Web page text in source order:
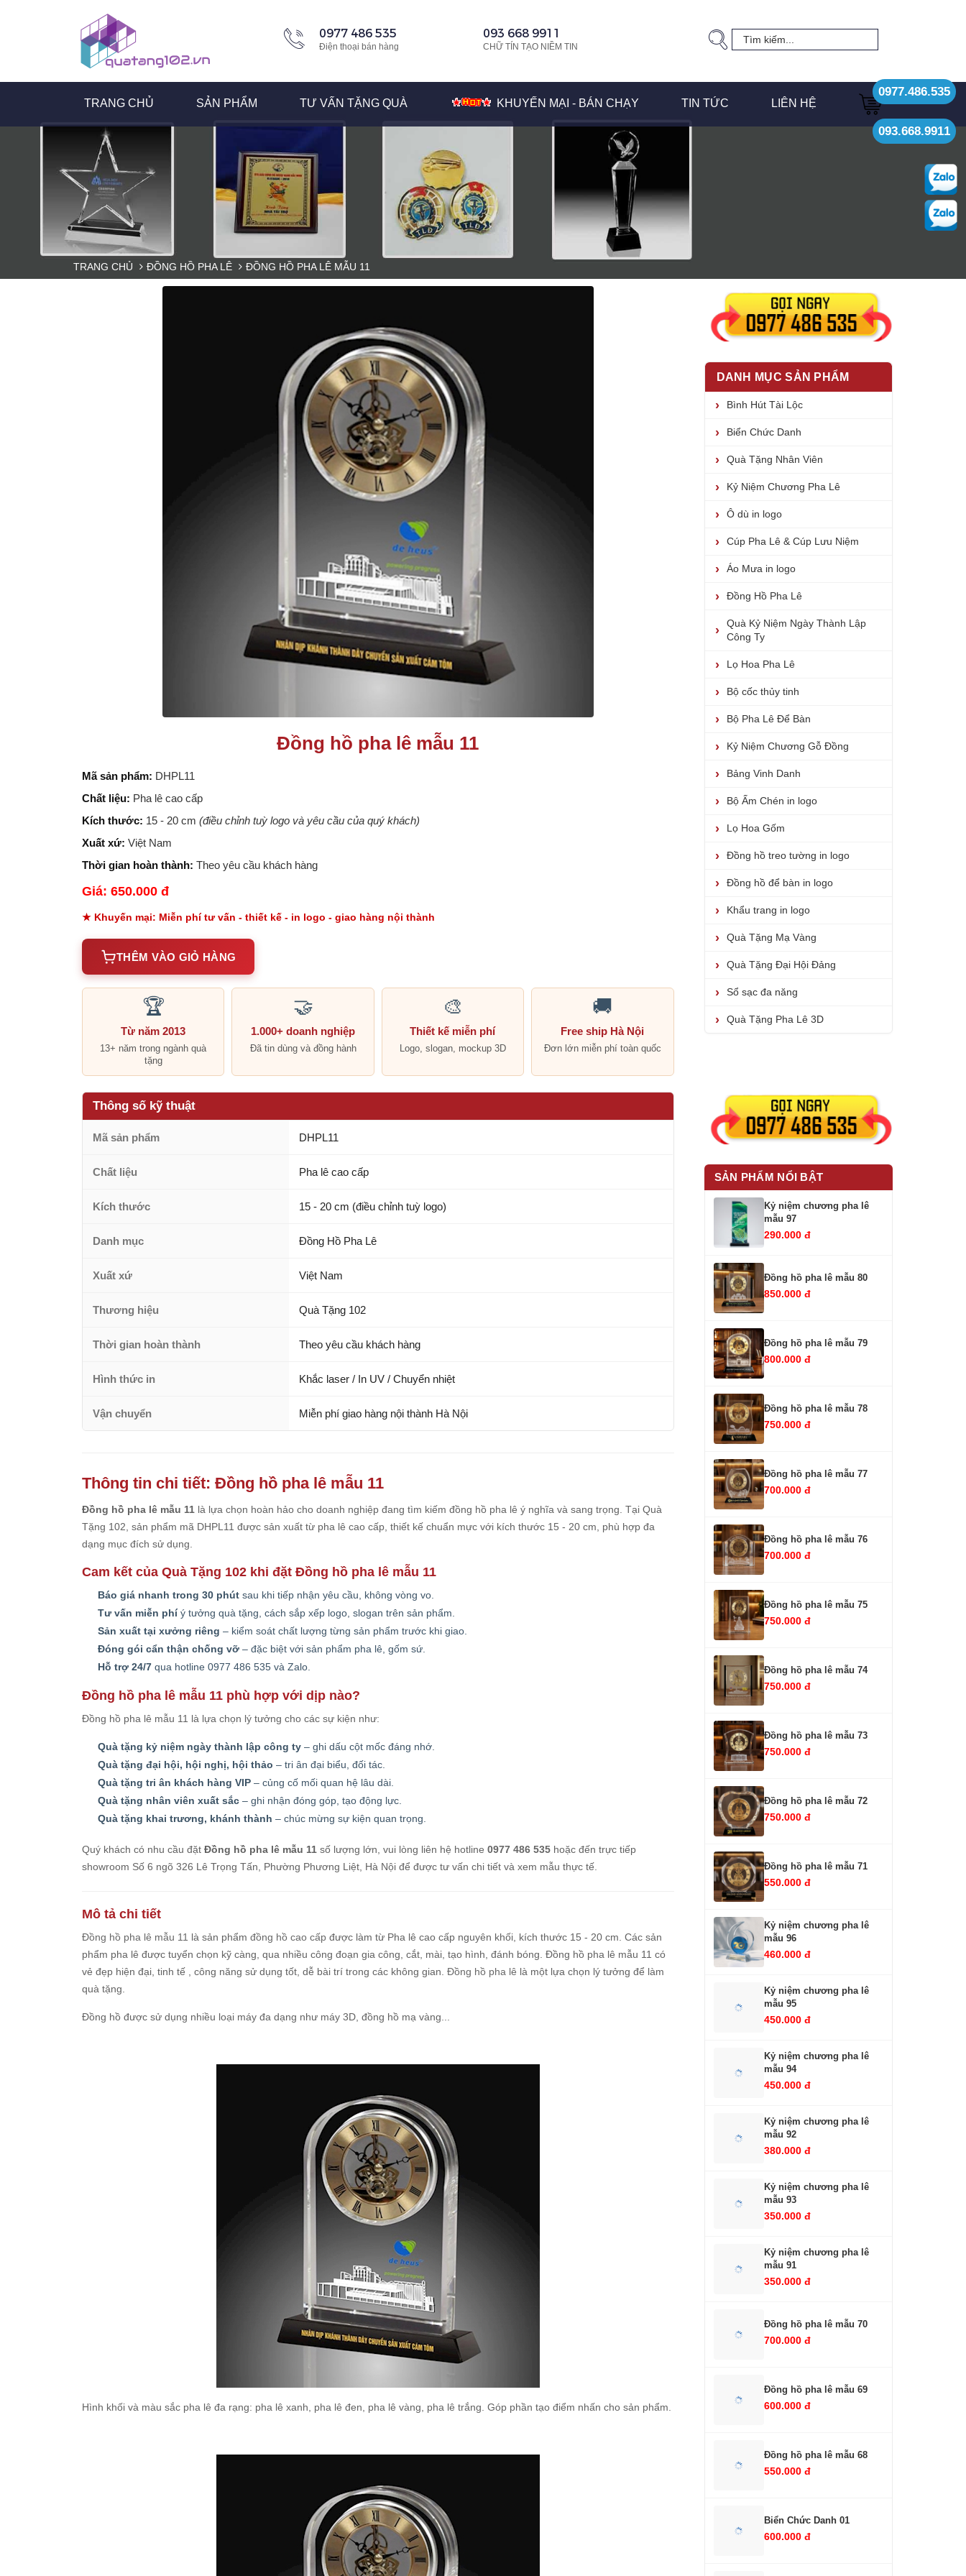
0977 486 535
Điện thoại bán hàng
093 668 9911
CHỮ TÍN TẠO NIỀM TIN
TRANG CHỦ SẢN PHẨM TƯ VẤN TẶNG QUÀ KHUYẾN MẠI - BÁN CHẠY TIN TỨC LIÊN HỆ
0977.486.535
093.668.9911
TRANG CHỦ ĐỒNG HỒ PHA LÊ ĐỒNG HỒ PHA LÊ MẪU 11
Đồng hồ pha lê mẫu 11
Mã sản phẩm: DHPL11
Chất liệu: Pha lê cao cấp
Kích thước: 15 - 20 cm (điều chỉnh tuỳ logo và yêu cầu của quý khách)
Xuất xứ: Việt Nam
Thời gian hoàn thành: Theo yêu cầu khách hàng
Giá: 650.000 đ
★ Khuyến mại: Miễn phí tư vấn - thiết kế - in logo - giao hàng nội thành
THÊM VÀO GIỎ HÀNG
🏆
Từ năm 2013
13+ năm trong ngành quà
tặng
🤝
1.000+ doanh nghiệp
Đã tin dùng và đồng hành
🎨
Thiết kế miễn phí
Logo, slogan, mockup 3D
🚚
Free ship Hà Nội
Đơn lớn miễn phí toàn quốc
Thông số kỹ thuật
Mã sản phẩm DHPL11
Chất liệu Pha lê cao cấp
Kích thước 15 - 20 cm (điều chỉnh tuỳ logo)
Danh mục Đồng Hồ Pha Lê
Xuất xứ Việt Nam
Thương hiệu Quà Tặng 102
Thời gian hoàn thành Theo yêu cầu khách hàng
Hình thức in Khắc laser / In UV / Chuyển nhiệt
Vận chuyển Miễn phí giao hàng nội thành Hà Nội
Thông tin chi tiết: Đồng hồ pha lê mẫu 11
Đồng hồ pha lê mẫu 11 là lựa chọn hoàn hảo cho doanh nghiệp đang tìm kiếm đồng hồ pha lê ý nghĩa và sang trọng. Tại Quà
Tặng 102, sản phẩm mã DHPL11 được sản xuất từ pha lê cao cấp, thiết kế chuẩn mực với kích thước 15 - 20 cm, phù hợp đa
dạng mục đích sử dụng.
Cam kết của Quà Tặng 102 khi đặt Đồng hồ pha lê mẫu 11
Báo giá nhanh trong 30 phút sau khi tiếp nhận yêu cầu, không vòng vo.
Tư vấn miễn phíý tưởng quà tặng, cách sắp xếp logo, slogan trên sản phẩm.
Sản xuất tại xưởng riêng – kiểm soát chất lượng từng sản phẩm trước khi giao.
Đóng gói cẩn thận chống vỡ – đặc biệt với sản phẩm pha lê, gốm sứ.
Hỗ trợ 24/7 qua hotline 0977 486 535 và Zalo.
Đồng hồ pha lê mẫu 11 phù hợp với dịp nào?
Đồng hồ pha lê mẫu 11 là lựa chọn lý tưởng cho các sự kiện như:
Quà tặng kỷ niệm ngày thành lập công ty – ghi dấu cột mốc đáng nhớ.
Quà tặng đại hội, hội nghị, hội thảo – tri ân đại biểu, đối tác.
Quà tặng tri ân khách hàng VIP – củng cố mối quan hệ lâu dài.
Quà tặng nhân viên xuất sắc – ghi nhận đóng góp, tạo động lực.
Quà tặng khai trương, khánh thành – chúc mừng sự kiện quan trọng.
Quý khách có nhu cầu đặt Đồng hồ pha lê mẫu 11 số lượng lớn, vui lòng liên hệ hotline 0977 486 535 hoặc đến trực tiếp
showroom Số 6 ngõ 326 Lê Trọng Tấn, Phường Phương Liệt, Hà Nội để được tư vấn chi tiết và xem mẫu thực tế.
Mô tả chi tiết
Đồng hồ pha lê mẫu 11 là sản phẩm đồng hồ cao cấp được làm từ Pha lê cao cấp nguyên khối, kích thước 15 - 20 cm. Các sản
phẩm pha lê được tuyển chọn kỹ càng, qua nhiều công đoạn gia công, cắt, mài, tạo hình, đánh bóng. Đồng hồ pha lê mẫu 11 có
vẻ đẹp hiện đại, tinh tế , công năng sử dụng tốt, dễ bài trí trong các không gian. Đồng hồ pha lê là một lựa chọn lý tưởng để làm
quà tặng.
Đồng hồ được sử dụng nhiều loại máy đa dạng như máy 3D, đồng hồ mạ vàng...
Hình khối và màu sắc pha lê đa rạng: pha lê xanh, pha lê đen, pha lê vàng, pha lê trắng. Góp phần tạo điểm nhấn cho sản phẩm.
DANH MỤC SẢN PHẨM
Bình Hút Tài Lộc
Biển Chức Danh
Quà Tặng Nhân Viên
Kỷ Niệm Chương Pha Lê
Ô dù in logo
Cúp Pha Lê & Cúp Lưu Niệm
Áo Mưa in logo
Đồng Hồ Pha Lê
Quà Kỷ Niệm Ngày Thành Lập
Công Ty
Lọ Hoa Pha Lê
Bộ cốc thủy tinh
Bộ Pha Lê Để Bàn
Kỷ Niệm Chương Gỗ Đồng
Bảng Vinh Danh
Bộ Ấm Chén in logo
Lọ Hoa Gốm
Đồng hồ treo tường in logo
Đồng hồ để bàn in logo
Khẩu trang in logo
Quà Tặng Mạ Vàng
Quà Tặng Đại Hội Đảng
Sổ sạc đa năng
Quà Tặng Pha Lê 3D
SẢN PHẨM NỔI BẬT
Kỷ niệm chương pha lê
mẫu 97
290.000 đ
Đồng hồ pha lê mẫu 80
850.000 đ
Đồng hồ pha lê mẫu 79
800.000 đ
Đồng hồ pha lê mẫu 78
750.000 đ
Đồng hồ pha lê mẫu 77
700.000 đ
Đồng hồ pha lê mẫu 76
700.000 đ
Đồng hồ pha lê mẫu 75
750.000 đ
Đồng hồ pha lê mẫu 74
750.000 đ
Đồng hồ pha lê mẫu 73
750.000 đ
Đồng hồ pha lê mẫu 72
750.000 đ
Đồng hồ pha lê mẫu 71
550.000 đ
Kỷ niệm chương pha lê
mẫu 96
460.000 đ
Kỷ niệm chương pha lê
mẫu 95
450.000 đ
Kỷ niệm chương pha lê
mẫu 94
450.000 đ
Kỷ niệm chương pha lê
mẫu 92
380.000 đ
Kỷ niệm chương pha lê
mẫu 93
350.000 đ
Kỷ niệm chương pha lê
mẫu 91
350.000 đ
Đồng hồ pha lê mẫu 70
700.000 đ
Đồng hồ pha lê mẫu 69
600.000 đ
Đồng hồ pha lê mẫu 68
550.000 đ
Biển Chức Danh 01
600.000 đ